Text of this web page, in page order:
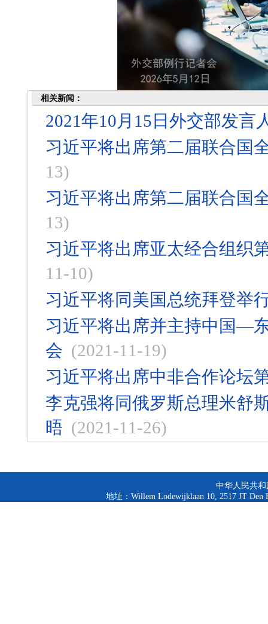
相关新闻：
2021年10月15日外交部发言
习近平将出席第二届联合国
13)
习近平将出席第二届联合国
13)
习近平将出席亚太经合组织
11-10)
习近平将同美国总统拜登举
习近平将出席并主持中国—
会 (2021-11-19)
习近平将出席中非合作论坛
李克强将同俄罗斯总理米舒
晤 (2021-11-26)
中华人民共
地址：Willem Lodewijklaan 10, 2517 JT Den